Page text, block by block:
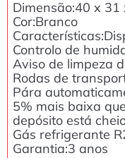
Dimensão:40 x 31
Cor:Branco
Controlo de
Aviso de limpeza
Rodas de
Pára
5% mais baixa
depósito está
Gás refrigerante
Garantia:3 anos